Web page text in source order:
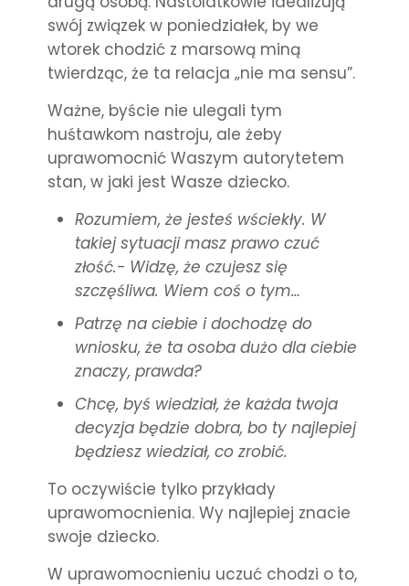
swój związek w poniedziałek, by we
wtorek chodzić z marsową miną
twierdząc, że ta relacja „nie ma sensu”.
Ważne, byście nie ulegali tym
huśtawkom nastroju, ale żeby
uprawomocnić Waszym autorytetem
stan, w jaki jest Wasze dziecko.
Rozumiem, że jesteś wściekły. W
takiej sytuacji masz prawo czuć
złość.- Widzę, że czujesz się
szczęśliwa. Wiem coś o tym…
Patrzę na ciebie i dochodzę do
wniosku, że ta osoba dużo dla ciebie
znaczy, prawda?
Chcę, byś wiedział, że każda twoja
decyzja będzie dobra, bo ty najlepiej
będziesz wiedział, co zrobić.
To oczywiście tylko przykłady
uprawomocnienia. Wy najlepiej znacie
swoje dziecko.
W uprawomocnieniu uczuć chodzi o to,